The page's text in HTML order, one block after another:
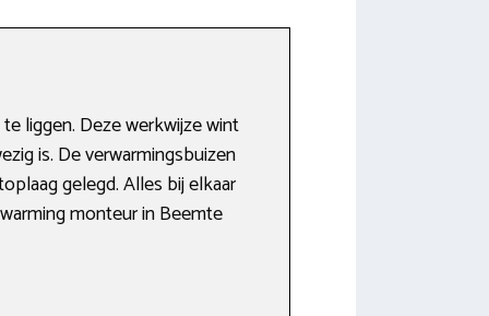
liggen. Deze werkwijze wint
is. De verwarmingsbuizen
gelegd. Alles bij elkaar
monteur in Beemte